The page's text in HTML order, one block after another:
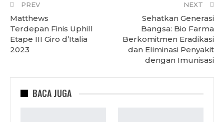
PREV
Matthews
Terdepan Finis Uphill
Etape III Giro d’Italia
2023
NEXT
Sehatkan Generasi
Bangsa: Bio Farma
Berkomitmen Eradikasi
dan Eliminasi Penyakit
dengan Imunisasi
BACA JUGA